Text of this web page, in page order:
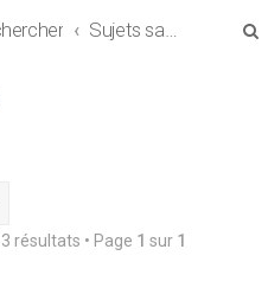
Sujets sans réponse
résultats • Page 1 sur 1